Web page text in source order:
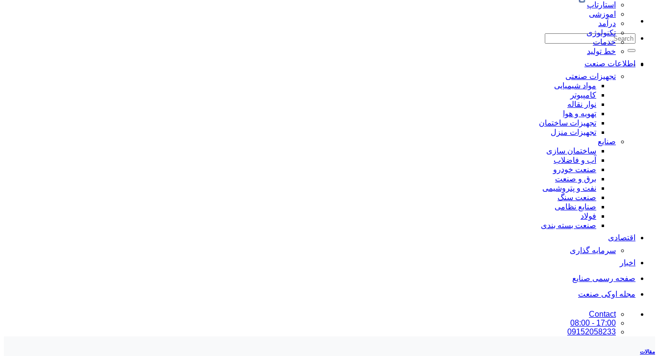
-
استارتاپ
اموزشی
درآمد
تکنولوژی
خدمات
خط تولید
اطلاعات صنعت
تجهیزات صنعتی
مواد شیمیایی
کامپیوتر
نوار نقاله
تهویه و هوا
تجهیزات ساختمان
تجهیزات منزل
صنایع
ساختمان سازی
آب و فاضلاب
صنعت خودرو
برق و صنعت
نفت و پتروشیمی
صنعت سنگ
صنایع نظامی
فولاد
صنعت بسته بندی
اقتصادی
سرمایه گذاری
اخبار
صفحه رسمی صنایع
مجله اوکی صنعت
Contact
17:00 - 08:00
09152058233
مقالات